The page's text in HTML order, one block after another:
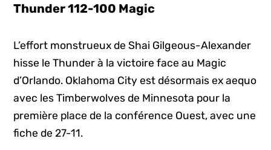
Thunder 112-100 Magic
L’effort monstrueux de Shai Gilgeous-Alexander
hisse le Thunder à la victoire face au Magic
d’Orlando. Oklahoma City est désormais ex aequo
avec les Timberwolves de Minnesota pour la
première place de la conférence Ouest, avec une
fiche de 27-11.